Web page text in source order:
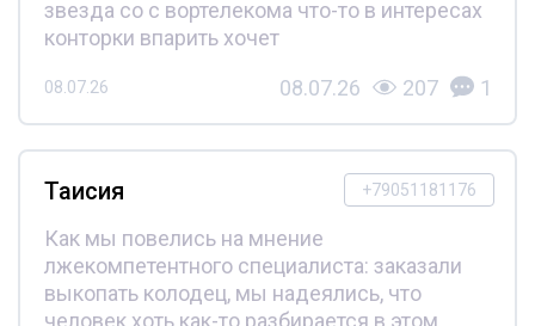
звезда со с вортелекома что-то в интересах
конторки впарить хочет
08.07.26 08.07.26 207 1
+79051181176
Таисия
Как мы повелись на мнение
лжекомпетентного специалиста: заказали
выкопать колодец, мы надеялись, что
человек хоть как-то разбирается в этом